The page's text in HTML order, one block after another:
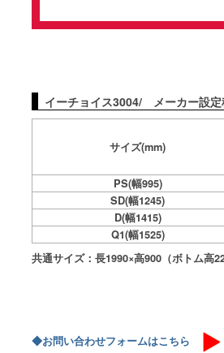
イーチョイス3004/ メーカー設定
サイズ(mm)
PS(幅995)
SD(幅1245)
D(幅1415)
Q1(幅1525)
共通サイズ：長1990×高900（ボトム高
◆お問い合わせフォームはこちら